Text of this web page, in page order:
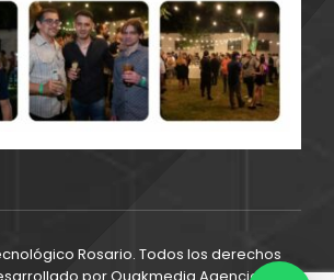
Rosario. Todos los derechos